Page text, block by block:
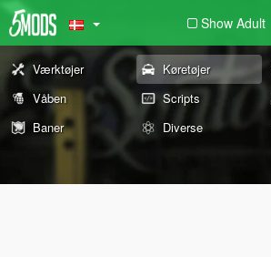
Show Adult
Værktøjer Køretøjer
Våben
Scripts
Baner
Diverse